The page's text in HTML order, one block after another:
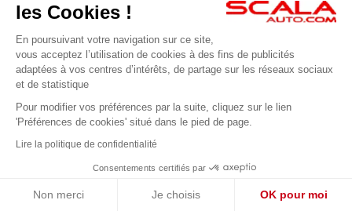
VOLKSWAGEN
Golf 1.5 eTSI EVO2 116 DSG7
22 677 km
31 990 €
les Cookies !
En poursuivant votre navigation sur ce site,
vous acceptez l’utilisation de cookies à des fins de publicités
adaptées à vos centres d’intérêts, de partage sur les réseaux sociaux
et de statistique
Pour modifier vos préférences par la suite, cliquez sur le lien
'Préférences de cookies' situé dans le pied de page.
Lire la politique de confidentialité
Consentements certifiés par
Non merci Je choisis OK pour moi
BONJOUR 😊
Je suis en ligne pour répondre à vos questions !